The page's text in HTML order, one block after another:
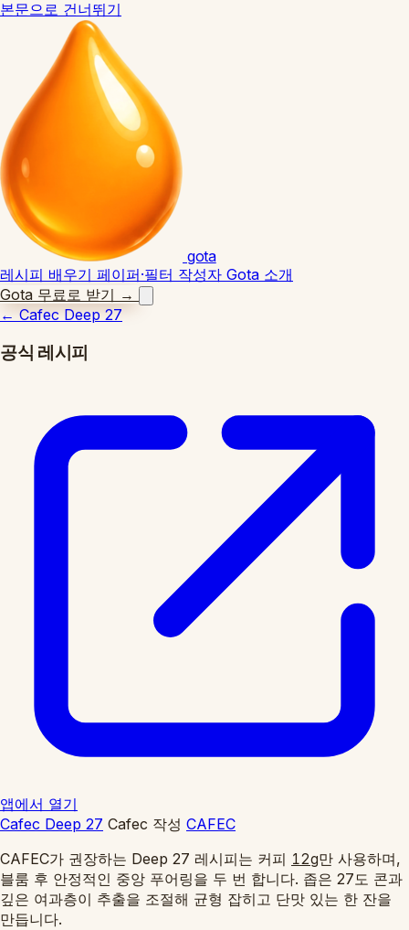
본문으로 건너뛰기
gota
레시피 배우기 페이퍼·필터 작성자 Gota 소개
Gota 무료로 받기 →
← Cafec Deep 27
공식 레시피
앱에서 열기
Cafec Deep 27 Cafec 작성 CAFEC
CAFEC가 권장하는 Deep 27 레시피는 커피 12g만 사용하며,
블룸 후 안정적인 중앙 푸어링을 두 번 합니다. 좁은 27도 콘과
깊은 여과층이 추출을 조절해 균형 잡히고 단맛 있는 한 잔을
만듭니다.